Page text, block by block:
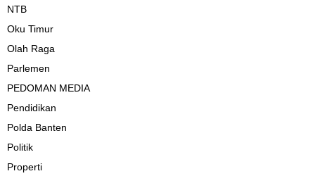
NTB
Oku Timur
Olah Raga
Parlemen
PEDOMAN MEDIA
Pendidikan
Polda Banten
Politik
Properti